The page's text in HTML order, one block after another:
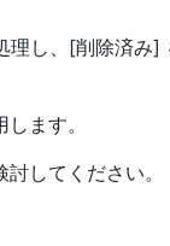
理し、[削除済み]
ます。
討してください。